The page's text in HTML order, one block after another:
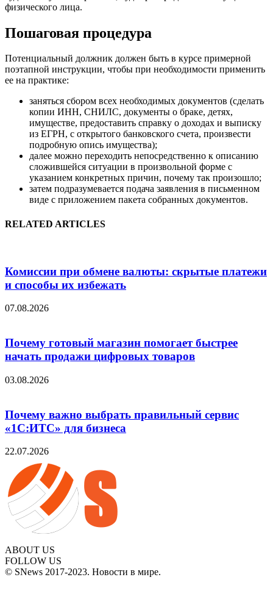
физического лица.
Пошаговая процедура
Потенциальный должник должен быть в курсе примерной
поэтапной инструкции, чтобы при необходимости применить
ее на практике:
заняться сбором всех необходимых документов (сделать
копии ИНН, СНИЛС, документы о браке, детях,
имуществе, предоставить справку о доходах и выписку
из ЕГРН, с открытого банковского счета, произвести
подробную опись имущества);
далее можно переходить непосредственно к описанию
сложившейся ситуации в произвольной форме с
указанием конкретных причин, почему так произошло;
затем подразумевается подача заявления в письменном
виде с приложением пакета собранных документов.
RELATED ARTICLES
Комиссии при обмене валюты: скрытые платежи
и способы их избежать
07.08.2026
Почему готовый магазин помогает быстрее
начать продажи цифровых товаров
03.08.2026
Почему важно выбрать правильный сервис
«1С:ИТС» для бизнеса
22.07.2026
ABOUT US
FOLLOW US
© SNews 2017-2023. Новости в мире.